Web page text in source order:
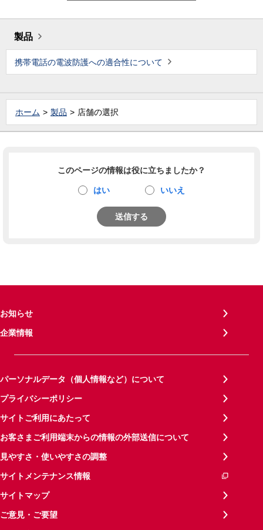
製品
携帯電話の電波防護への適合性について
ホーム 製品 店舗の選択
このページの情報は役に立ちましたか？
はい いいえ
送信する
お知らせ
企業情報
パーソナルデータ（個人情報など）について
プライバシーポリシー
サイトご利用にあたって
お客さまご利用端末からの情報の外部送信について
見やすさ・使いやすさの調整
サイトメンテナンス情報
サイトマップ
ご意見・ご要望